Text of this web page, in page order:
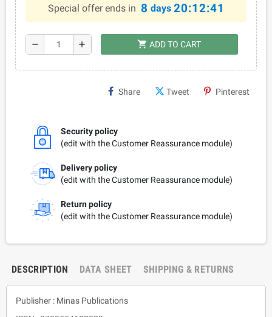
Special offer ends in 8 days 20:12:40
remove add shopping_cart ADD TO CART
Share Tweet Pinterest
Security policy
(edit with the Customer Reassurance module)
Delivery policy
(edit with the Customer Reassurance module)
Return policy
(edit with the Customer Reassurance module)
DESCRIPTION DATA SHEET SHIPPING & RETURNS
Publisher : Minas Publications